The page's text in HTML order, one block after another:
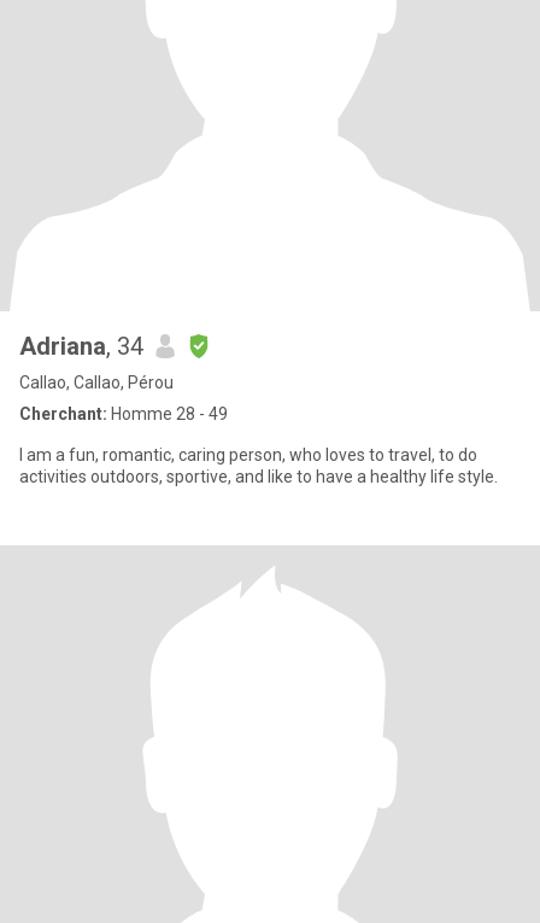
Adriana, 34
Callao, Callao, Pérou
Cherchant: Homme 28 - 49
I am a fun, romantic, caring person, who loves to travel, to do
activities outdoors, sportive, and like to have a healthy life style.